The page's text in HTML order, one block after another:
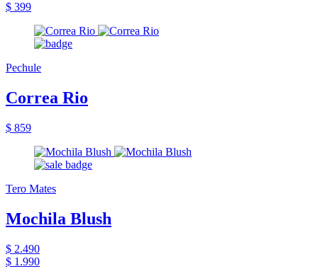
$ 399
Pechule
Correa Rio
$ 859
Tero Mates
Mochila Blush
$ 2.490
$ 1.990